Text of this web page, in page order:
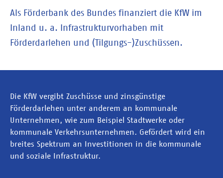
Als Förderbank des Bundes finanziert die KfW im
Inland u. a. Infrastrukturvorhaben mit
Förderdarlehen und (Tilgungs-)Zuschüssen.
Die KfW vergibt Zuschüsse und zinsgünstige
Förderdarlehen unter anderem an kommunale
Unternehmen, wie zum Beispiel Stadtwerke oder
kommunale Verkehrsunternehmen. Gefördert wird ein
breites Spektrum an Investitionen in die kommunale
und soziale Infrastruktur.